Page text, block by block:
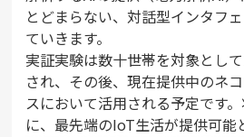
とどまらない、対話型インタフ
ていきます。
実証実験は数十世帯を対象とし
され、その後、現在提供中のネ
スにおいて活用される予定です
に、最先端のIoT生活が提供可能